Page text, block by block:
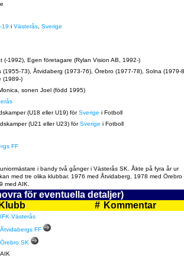
19 i Västerås Sverige
(-1992), Egen företagare (Rylan Vision AB, 1992-)
(1955-73), Åtvidaberg (1973-76), Örebro (1977-78), Solna (1979-
(1989-)
sonen Joel (född 1995)
(U18 eller U19) förSverige i Fotboll
(U21 eller U23) förSverige i Fotboll
FF
i bandy två gånger i Västerås SK. Åkte på fyra år ur
med tre olika klubbar. 1976 med Åtvidaberg, 1978 med Örebro
med AIK.
för eventuella detaljer)
Klubb # Kommentar
IFK Västerås
Åtvidabergs FF
Örebro SK
AIK